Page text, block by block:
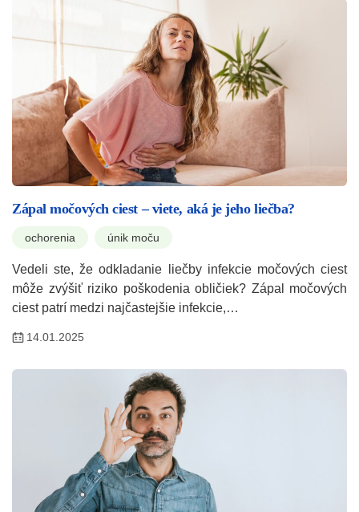
Zápal močových ciest – viete, aká je jeho liečba?
ochorenia únik moču
Vedeli ste, že odkladanie liečby infekcie močových ciest
môže zvýšiť riziko poškodenia obličiek? Zápal močových
ciest patrí medzi najčastejšie infekcie,…
14.01.2025